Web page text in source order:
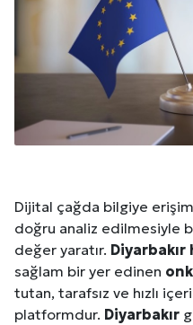
Dijital çağda bilgiye
doğru analiz edilmesiyle
değer yaratır. Diyarbakır
sağlam bir yer edinen
tutan, tarafsız ve hızlı
platformdur. Diyarbakır